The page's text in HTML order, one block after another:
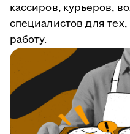
кассиров, курьеров,
специалистов для
работу.